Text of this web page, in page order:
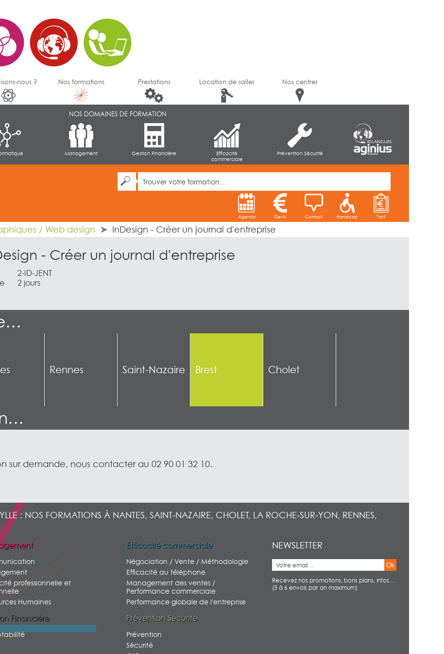
nous ? Nos formations Prestations Location de salles Nos centres
NOS DOMAINES DE FORMATION
Management Gestion Financière
Efficacité
commerciale
Prévention Sécurité
Agenda Devis Contact Handicap Tarif
/ Web design InDesign - Créer un journal d'entreprise
- Créer un journal d'entreprise
2-ID-JENT
2 jours
Rennes Saint-Nazaire Brest Cholet
sur demande, nous contacter au 02 90 01 32 10.
: NOS FORMATIONS À NANTES, SAINT-NAZAIRE, CHOLET, LA ROCHE-SUR-YON, RENNES,
professionnelle et
Humaines
Financière
Efficacité commerciale
Négociation / Vente / Méthodologie
Efficacité au téléphone
Management des ventes /
Performance commerciale
Performance globale de l'entreprise
Prévention Sécurité
Prévention
Sécurité
NEWSLETTER
Ok
Recevez nos promotions, bons plans, infos…
(5 à 6 envois par an maximum)